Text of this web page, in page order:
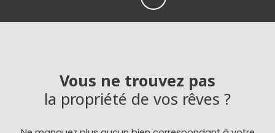
Vous ne trouvez pas
la propriété de vos rêves ?